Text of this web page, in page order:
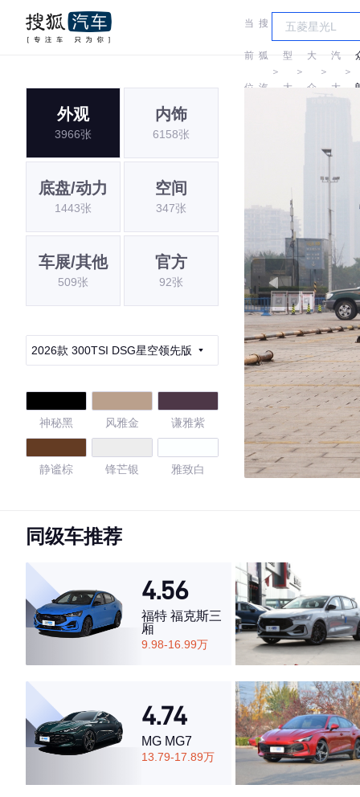
当
前
位
搜
狐
汽
＞
车
型
大
＞
大
众
＞
上
汽
大
＞
外观
3966张
内饰
6158张
底盘/动力
1443张
空间
347张
车展/其他
509张
官方
92张
2026款 300TSI DSG星空领先版
神秘黑 风雅金 谦雅紫
静谧棕 锋芒银 雅致白
开场白 天珍蓝 皎玉白
4.5
同级车推荐
4.56
福特 福克斯三
厢
9.98-16.99万
4.74
MG MG7
13.79-17.89万